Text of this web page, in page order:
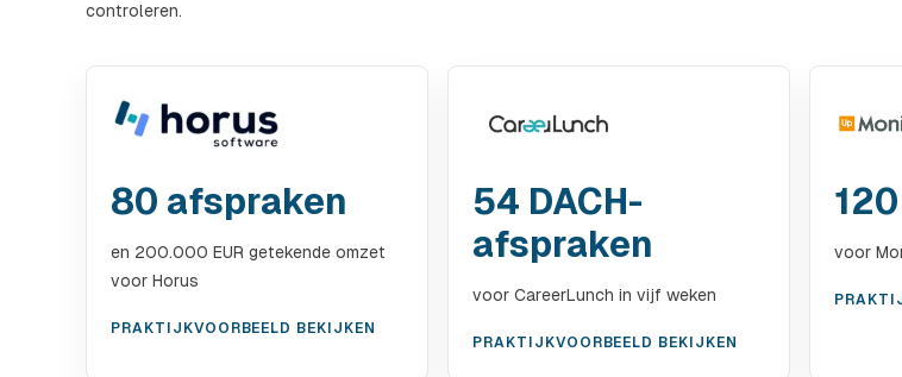
controleren.
80 afspraken
en 200.000 EUR getekende omzet
voor Horus
PRAKTIJKVOORBEELD BEKIJKEN
54 DACH-
afspraken
voor CareerLunch in vijf weken
PRAKTIJKVOORBEELD BEKIJKEN
voor